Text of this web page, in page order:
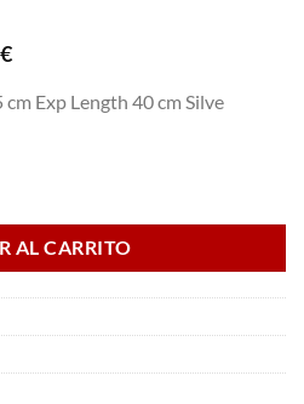
€El
actual
Exp Length 40 cm Silve
AL CARRITO